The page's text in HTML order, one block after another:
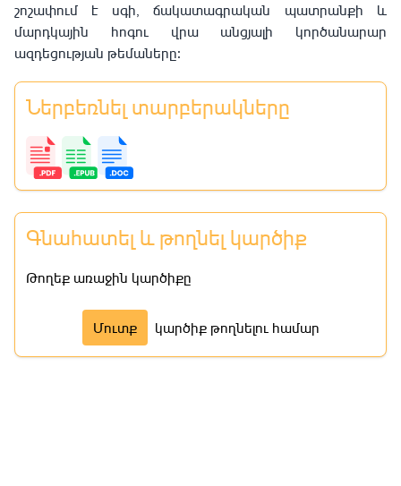
շոշափում է սգի, ճակատագրական պատրանքի և
մարդկային հոգու վրա անցյալի կործանարար
ազդեցության թեմաները։
Ներբեռնել տարբերակները
Գնահատել և թողնել կարծիք
Թողեք առաջին կարծիքը
Մուտք կարծիք թողնելու համար